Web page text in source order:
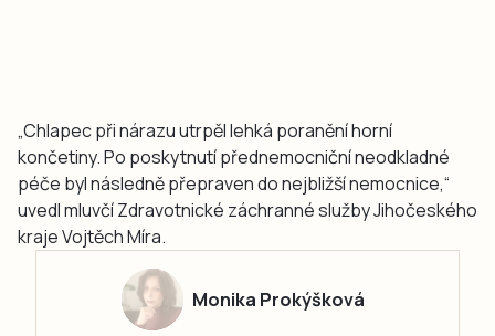
„Chlapec při nárazu utrpěl lehká poranění horní
končetiny. Po poskytnutí přednemocniční neodkladné
péče byl následně přepraven do nejbližší nemocnice,“
uvedl mluvčí Zdravotnické záchranné služby Jihočeského
kraje Vojtěch Míra.
Monika Prokýšková